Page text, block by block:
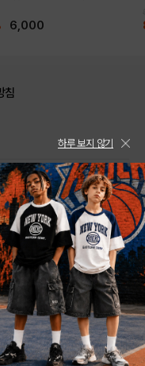
6,000
구매하기
침
이빌딩)
휴무)
하루 보지 않기